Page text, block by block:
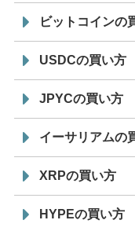
ビットコインの
USDCの買い方
JPYCの買い方
イーサリアムの
XRPの買い方
HYPEの買い方